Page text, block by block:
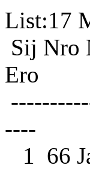
Sij
Ero
----
1 66